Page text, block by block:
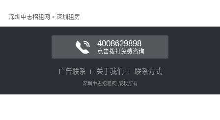
深圳中志招租网 > 深圳租房
4008629898
点击拨打免费咨询
广告联系 关于我们 联系方式
深圳中志招租网 版权所有